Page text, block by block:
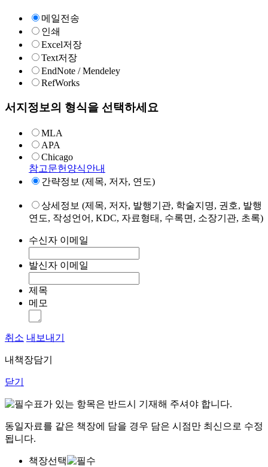
메일전송
인쇄
Excel저장
Text저장
EndNote / Mendeley
RefWorks
서지정보의 형식을 선택하세요
MLA
APA
Chicago
참고문헌양식안내
간략정보 (제목, 저자, 연도)
상세정보 (제목, 저자, 발행기관, 학술지명, 권호, 발행
연도, 작성언어, KDC, 자료형태, 수록면, 소장기관, 초록)
수신자 이메일
발신자 이메일
제목
메모
취소 내보내기
내책장담기
닫기
표가 있는 항목은 반드시 기재해 주셔야 합니다.
동일자료를 같은 책장에 담을 경우 담은 시점만 최신으로 수정
됩니다.
책장선택